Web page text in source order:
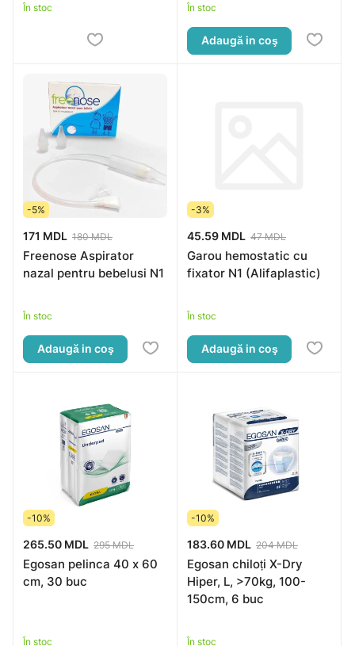
În stoc În stoc
Adaugă in coş
-5%
171 MDL 180 MDL
Freenose Aspirator
nazal pentru bebelusi N1
În stoc
Adaugă in coş
-3%
45.59 MDL 47 MDL
Garou hemostatic cu
fixator N1 (Alifaplastic)
În stoc
Adaugă in coş
-10%
265.50 MDL 295 MDL
Egosan pelinca 40 x 60
cm, 30 buc
În stoc
-10%
183.60 MDL 204 MDL
Egosan chiloți X-Dry
Hiper, L, >70kg, 100-
150cm, 6 buc
În stoc